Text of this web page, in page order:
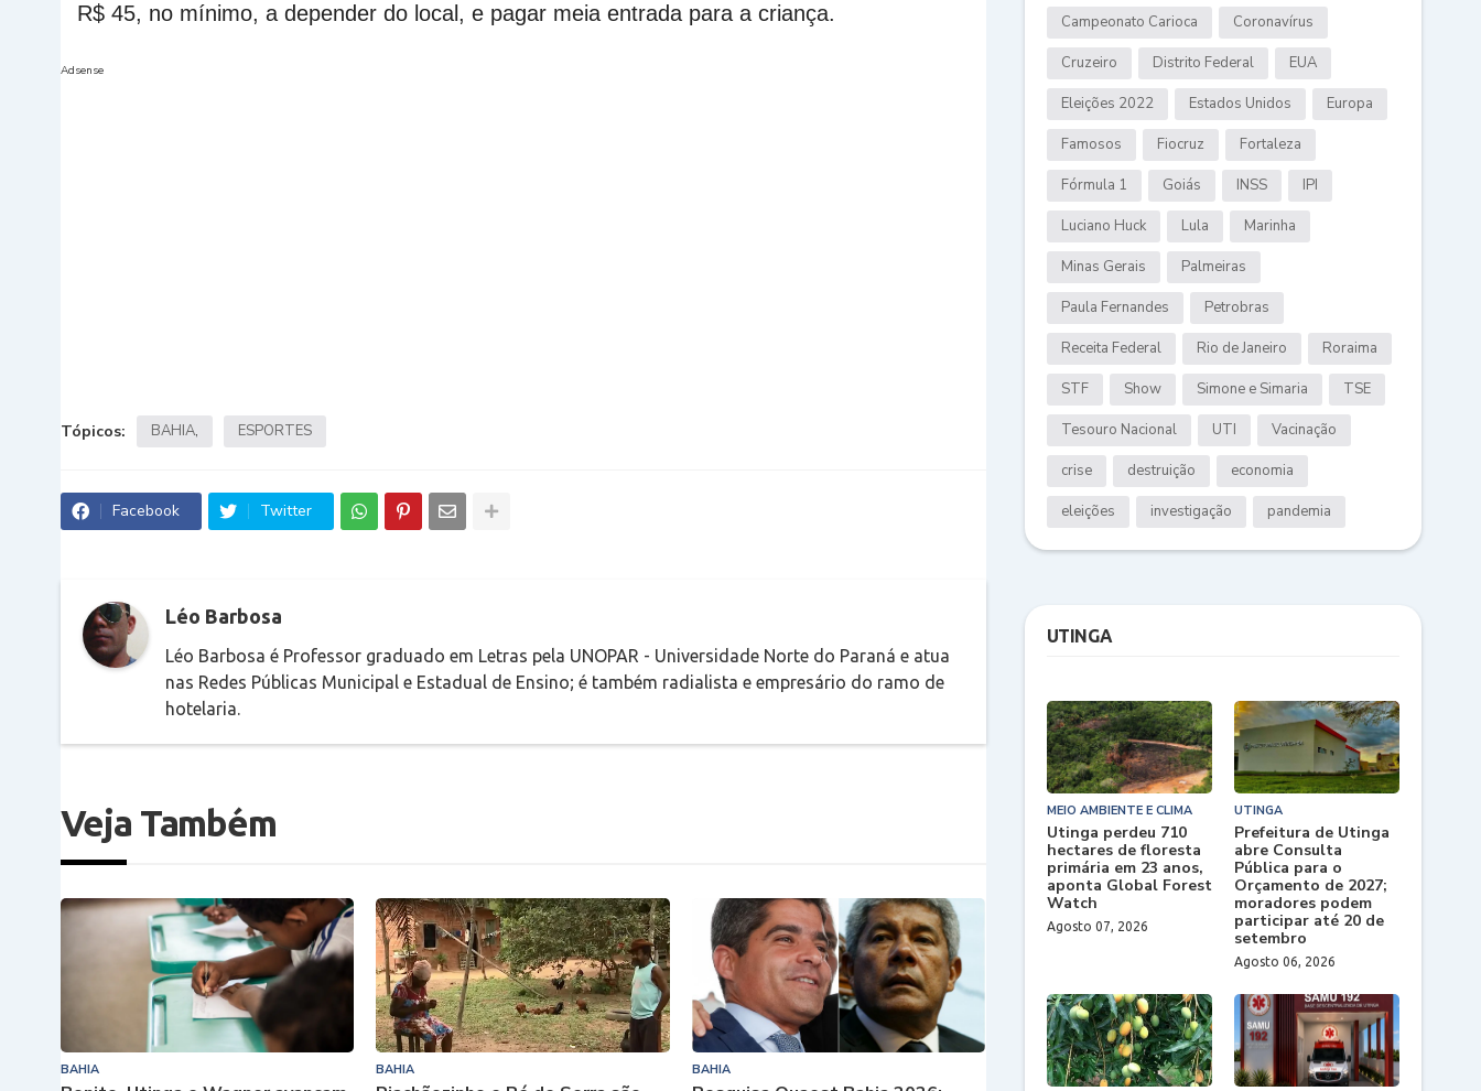
R$ 45, no mínimo, a depender do local, e pagar meia entrada para a criança.
Adsense
Tópicos: BAHIA ESPORTES
Facebook Twitter
Léo Barbosa
Léo Barbosa é Professor graduado em Letras pela UNOPAR - Universidade Norte do Paraná e atua
nas Redes Públicas Municipal e Estadual de Ensino; é também radialista e empresário do ramo de
hotelaria.
Veja Também
BAHIA BAHIA BAHIA
Campeonato Carioca Coronavírus
Cruzeiro Distrito Federal EUA
Eleições 2022 Estados Unidos Europa
Famosos Fiocruz Fortaleza
Fórmula 1 Goiás INSS IPI
Luciano Huck Lula Marinha
Minas Gerais Palmeiras
Paula Fernandes Petrobras
Receita Federal Rio de Janeiro Roraima
STF Show Simone e Simaria TSE
Tesouro Nacional UTI Vacinação
crise destruição economia
eleições investigação pandemia
UTINGA
MEIO AMBIENTE E CLIMA
Utinga perdeu 710
hectares de floresta
primária em 23 anos,
aponta Global Forest
Watch
Agosto 07, 2026
UTINGA
Prefeitura de Utinga
abre Consulta
Pública para o
Orçamento de 2027;
moradores podem
participar até 20 de
setembro
Agosto 06, 2026